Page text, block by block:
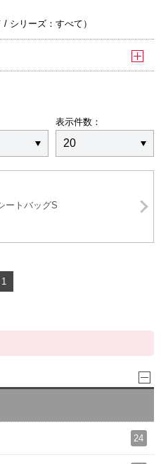
/ シリーズ：すべて ）
表示件数：
ートバッグS
1
24